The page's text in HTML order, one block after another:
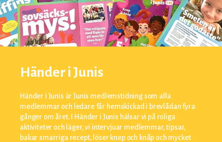
Händer i Junis
Händer i Junis är Junis medlemstidning som alla
medlemmar och ledare får hemskickad i brevlådan fyra
gånger om året. I Händer i Junis hälsar vi på roliga
aktiviteter och läger, vi intervjuar medlemmar, tipsar,
bakar smarriga recept, löser knep och knåp och mycket